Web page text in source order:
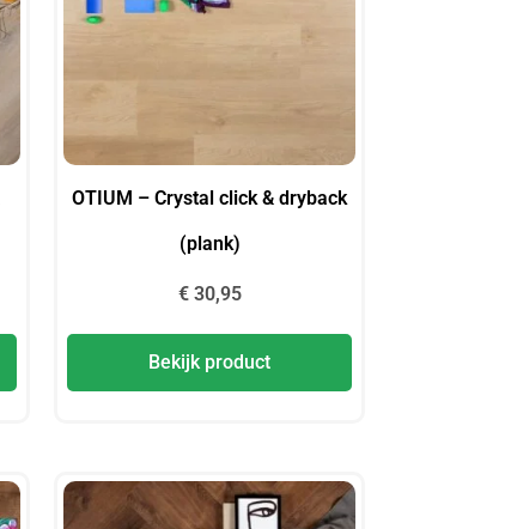
OTIUM – Crystal click & dryback
(plank)
€30,95
Bekijk product